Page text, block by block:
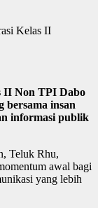
Kelas II
II Non TPI Dabo
bersama insan
informasi publik
Teluk Rhu,
awal bagi
yang lebih